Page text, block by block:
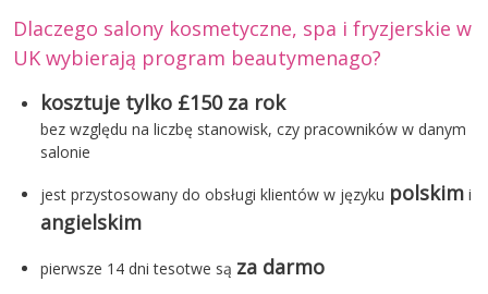
Dlaczego salony kosmetyczne, spa i fryzjerskie w
UK wybierają program beautymenago?
kosztuje tylko £150 za rok
bez względu na liczbę stanowisk, czy pracowników w danym
salonie
jest przystosowany do obsługi klientów w języku polskim i
angielskim
pierwsze 14 dni tesotwe są za darmo